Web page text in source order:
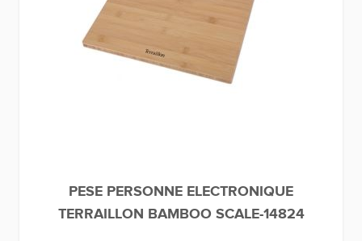
PESE PERSONNE ELECTRONIQUE
TERRAILLON BAMBOO SCALE-14824